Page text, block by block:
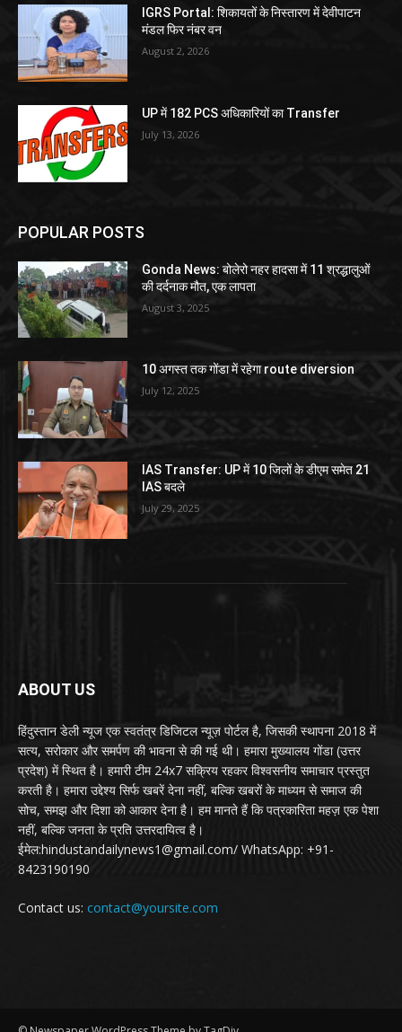
IGRS Portal: शिकायतों के निस्तारण में देवीपाटन
मंडल फिर नंबर वन
August 2, 2026
UP में 182 PCS अधिकारियों का Transfer
July 13, 2026
POPULAR POSTS
Gonda News: बोलेरो नहर हादसा में 11 श्रद्धालुओं
की दर्दनाक मौत, एक लापता
August 3, 2025
10 अगस्त तक गोंडा में रहेगा route diversion
July 12, 2025
IAS Transfer: UP में 10 जिलों के डीएम समेत 21
IAS बदले
July 29, 2025
ABOUT US
हिंदुस्तान डेली न्यूज एक स्वतंत्र डिजिटल न्यूज़ पोर्टल है, जिसकी स्थापना 2018 में
सत्य, सरोकार और समर्पण की भावना से की गई थी। हमारा मुख्यालय गोंडा (उत्तर
प्रदेश) में स्थित है। हमारी टीम 24x7 सक्रिय रहकर विश्वसनीय समाचार प्रस्तुत
करती है। हमारा उद्देश्य सिर्फ खबरें देना नहीं, बल्कि खबरों के माध्यम से समाज की
सोच, समझ और दिशा को आकार देना है। हम मानते हैं कि पत्रकारिता महज़ एक पेशा
नहीं, बल्कि जनता के प्रति उत्तरदायित्व है।
ईमेल:hindustandailynews1@gmail.com/ WhatsApp: +91-
8423190190
Contact us: contact@yoursite.com